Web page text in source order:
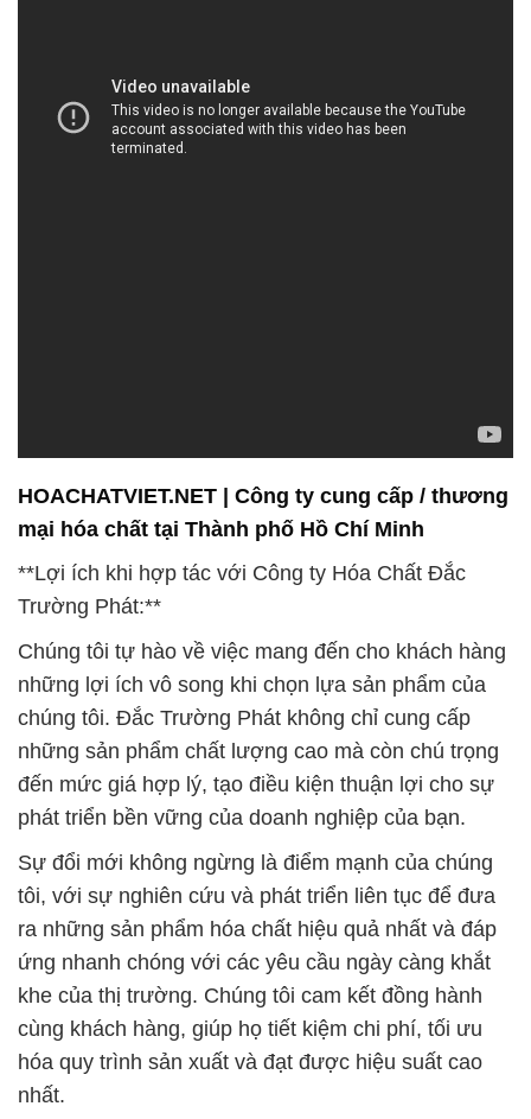
Trường Phát:**
Chúng tôi tự hào về việc mang đến cho khách hàng
những lợi ích vô song khi chọn lựa sản phẩm của
chúng tôi. Đắc Trường Phát không chỉ cung cấp
những sản phẩm chất lượng cao mà còn chú trọng
đến mức giá hợp lý, tạo điều kiện thuận lợi cho sự
phát triển bền vững của doanh nghiệp của bạn.
Sự đổi mới không ngừng là điểm mạnh của chúng
tôi, với sự nghiên cứu và phát triển liên tục để đưa
ra những sản phẩm hóa chất hiệu quả nhất và đáp
ứng nhanh chóng với các yêu cầu ngày càng khắt
khe của thị trường. Chúng tôi cam kết đồng hành
cùng khách hàng, giúp họ tiết kiệm chi phí, tối ưu
hóa quy trình sản xuất và đạt được hiệu suất cao
nhất.
**Dịch vụ chăm sóc khách hàng đẳng cấp:**
Đắc Trường Phát không chỉ cung cấp sản phẩm mà
còn tạo nên một trải nghiệm dịch vụ khách hàng
xuất sắc. Chúng tôi hiểu rằng sự hài lòng của khách